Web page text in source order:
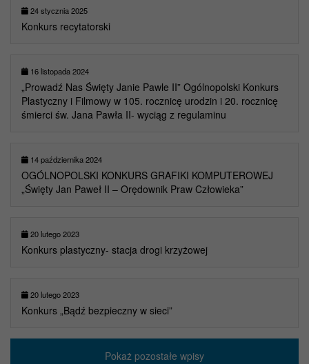
24 stycznia 2025
Konkurs recytatorski
16 listopada 2024
„Prowadź Nas Święty Janie Pawle II” Ogólnopolski Konkurs
Plastyczny i Filmowy w 105. rocznicę urodzin i 20. rocznicę
śmierci św. Jana Pawła II- wyciąg z regulaminu
14 października 2024
OGÓLNOPOLSKI KONKURS GRAFIKI KOMPUTEROWEJ
„Święty Jan Paweł II – Orędownik Praw Człowieka”
20 lutego 2023
Konkurs plastyczny- stacja drogi krzyżowej
20 lutego 2023
Konkurs „Bądź bezpieczny w sieci”
Pokaż pozostałe wpisy